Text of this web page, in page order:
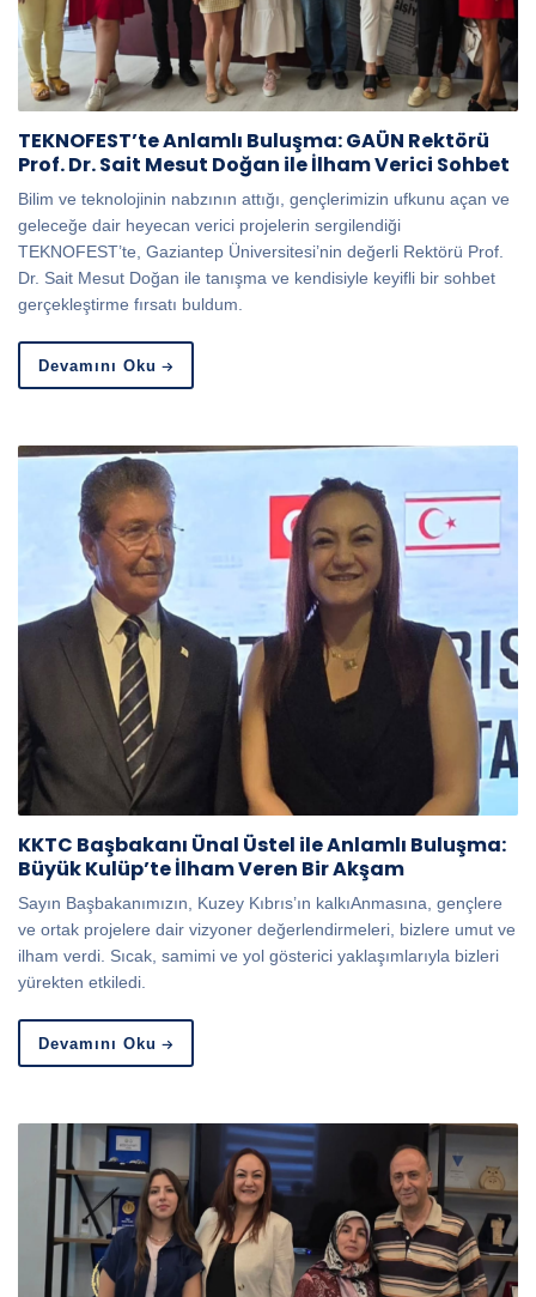
TEKNOFEST’te Anlamlı Buluşma: GAÜN Rektörü
Prof. Dr. Sait Mesut Doğan ile İlham Verici Sohbet
Bilim ve teknolojinin nabzının attığı, gençlerimizin ufkunu açan ve
geleceğe dair heyecan verici projelerin sergilendiği
TEKNOFEST’te, Gaziantep Üniversitesi’nin değerli Rektörü Prof.
Dr. Sait Mesut Doğan ile tanışma ve kendisiyle keyifli bir sohbet
gerçekleştirme fırsatı buldum.
Devamını Oku
KKTC Başbakanı Ünal Üstel ile Anlamlı Buluşma:
Büyük Kulüp’te İlham Veren Bir Akşam
Sayın Başbakanımızın, Kuzey Kıbrıs’ın kalkıAnmasına, gençlere
ve ortak projelere dair vizyoner değerlendirmeleri, bizlere umut ve
ilham verdi. Sıcak, samimi ve yol gösterici yaklaşımlarıyla bizleri
yürekten etkiledi.
Devamını Oku